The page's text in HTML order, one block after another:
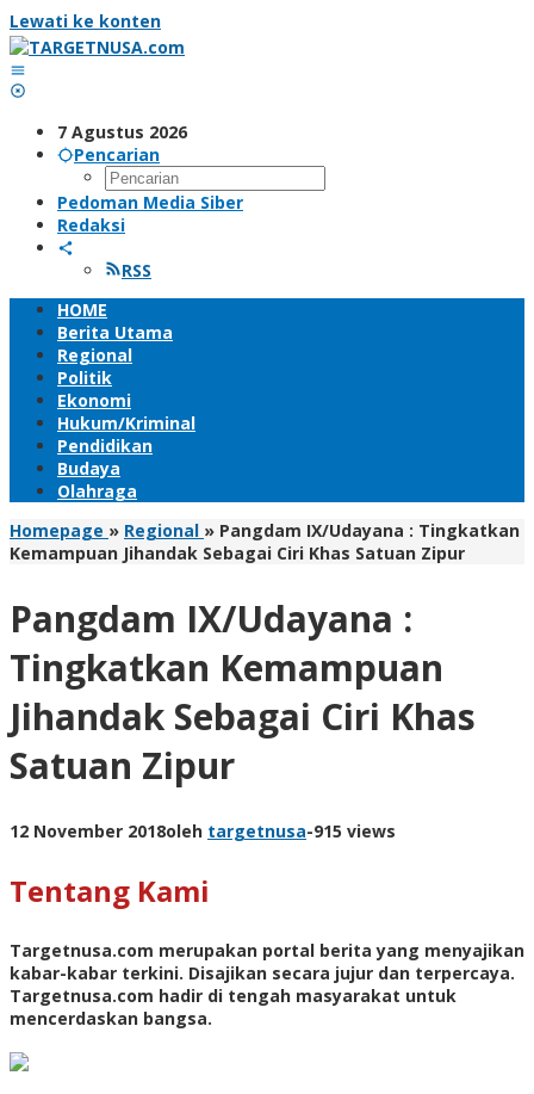
Lewati ke konten
7 Agustus 2026
Pencarian
Pedoman Media Siber
Redaksi
RSS
HOME
Berita Utama
Regional
Politik
Ekonomi
Hukum/Kriminal
Pendidikan
Budaya
Olahraga
Homepage » Regional » Pangdam IX/Udayana : Tingkatkan
Kemampuan Jihandak Sebagai Ciri Khas Satuan Zipur
Pangdam IX/Udayana :
Tingkatkan Kemampuan
Jihandak Sebagai Ciri Khas
Satuan Zipur
12 November 2018oleh targetnusa-915 views
Tentang Kami
Targetnusa.com merupakan portal berita yang menyajikan
kabar-kabar terkini. Disajikan secara jujur dan terpercaya.
Targetnusa.com hadir di tengah masyarakat untuk
mencerdaskan bangsa.